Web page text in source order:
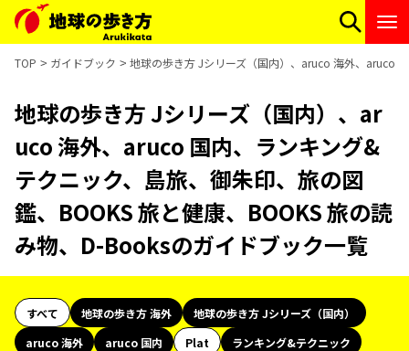
TOP ガイドブック 地球の歩き方 Jシリーズ（国内）、aruco 海外、aruco
地球の歩き方 Jシリーズ（国内）、ar
uco 海外、aruco 国内、ランキング&
テクニック、島旅、御朱印、旅の図
鑑、BOOKS 旅と健康、BOOKS 旅の読
み物、D-Booksのガイドブック一覧
すべて 地球の歩き方 海外
地球の歩き方 Jシリーズ（国内）
aruco 海外
aruco 国内 Plat
ランキング&テクニック